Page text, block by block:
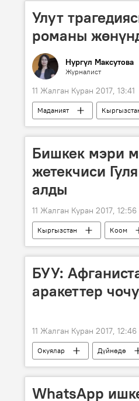
Улут
романы
Нургүл Максутова
Журналист
11 Жалган Куран 2017, 13:41
Маданият
Мукай Элебаев
эл
Бишкек мэри
жетекчиси
алды
11 Жалган Куран 2017, 12:56
Кыргызстан Коом
Гуля Алмамбетова
БУУ:
аракеттер
11 Жалган Куран 2017, 12:46
Окуялар Дүйнөдө
куралдуу кагылыш
WhatsApp